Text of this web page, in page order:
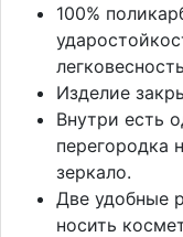
100%
Изделие
Внутри есть
перегородка
зеркало.
Две удобные
носить